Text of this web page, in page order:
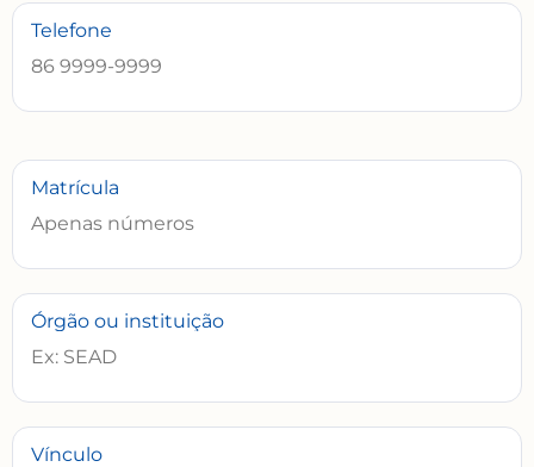
Telefone
Matrícula
Órgão ou instituição
Vínculo